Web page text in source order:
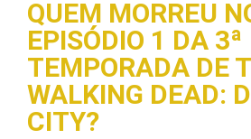
QUEM MORREU
EPISÓDIO 1 DA 3ª
TEMPORADA DE
WALKING DEAD:
CITY?